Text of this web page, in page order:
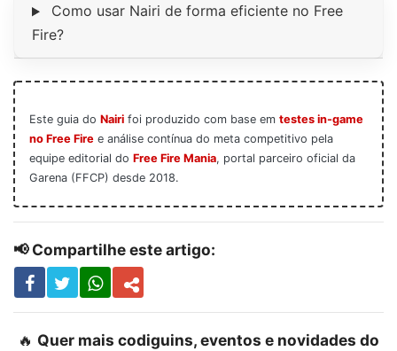
Como usar Nairi de forma eficiente no Free
Fire?
Este guia do Nairi foi produzido com base em testes in-game
no Free Fire e análise contínua do meta competitivo pela
equipe editorial do Free Fire Mania, portal parceiro oficial da
Garena (FFCP) desde 2018.
📢 Compartilhe este artigo:
🔥 Quer mais codiguins, eventos e novidades do